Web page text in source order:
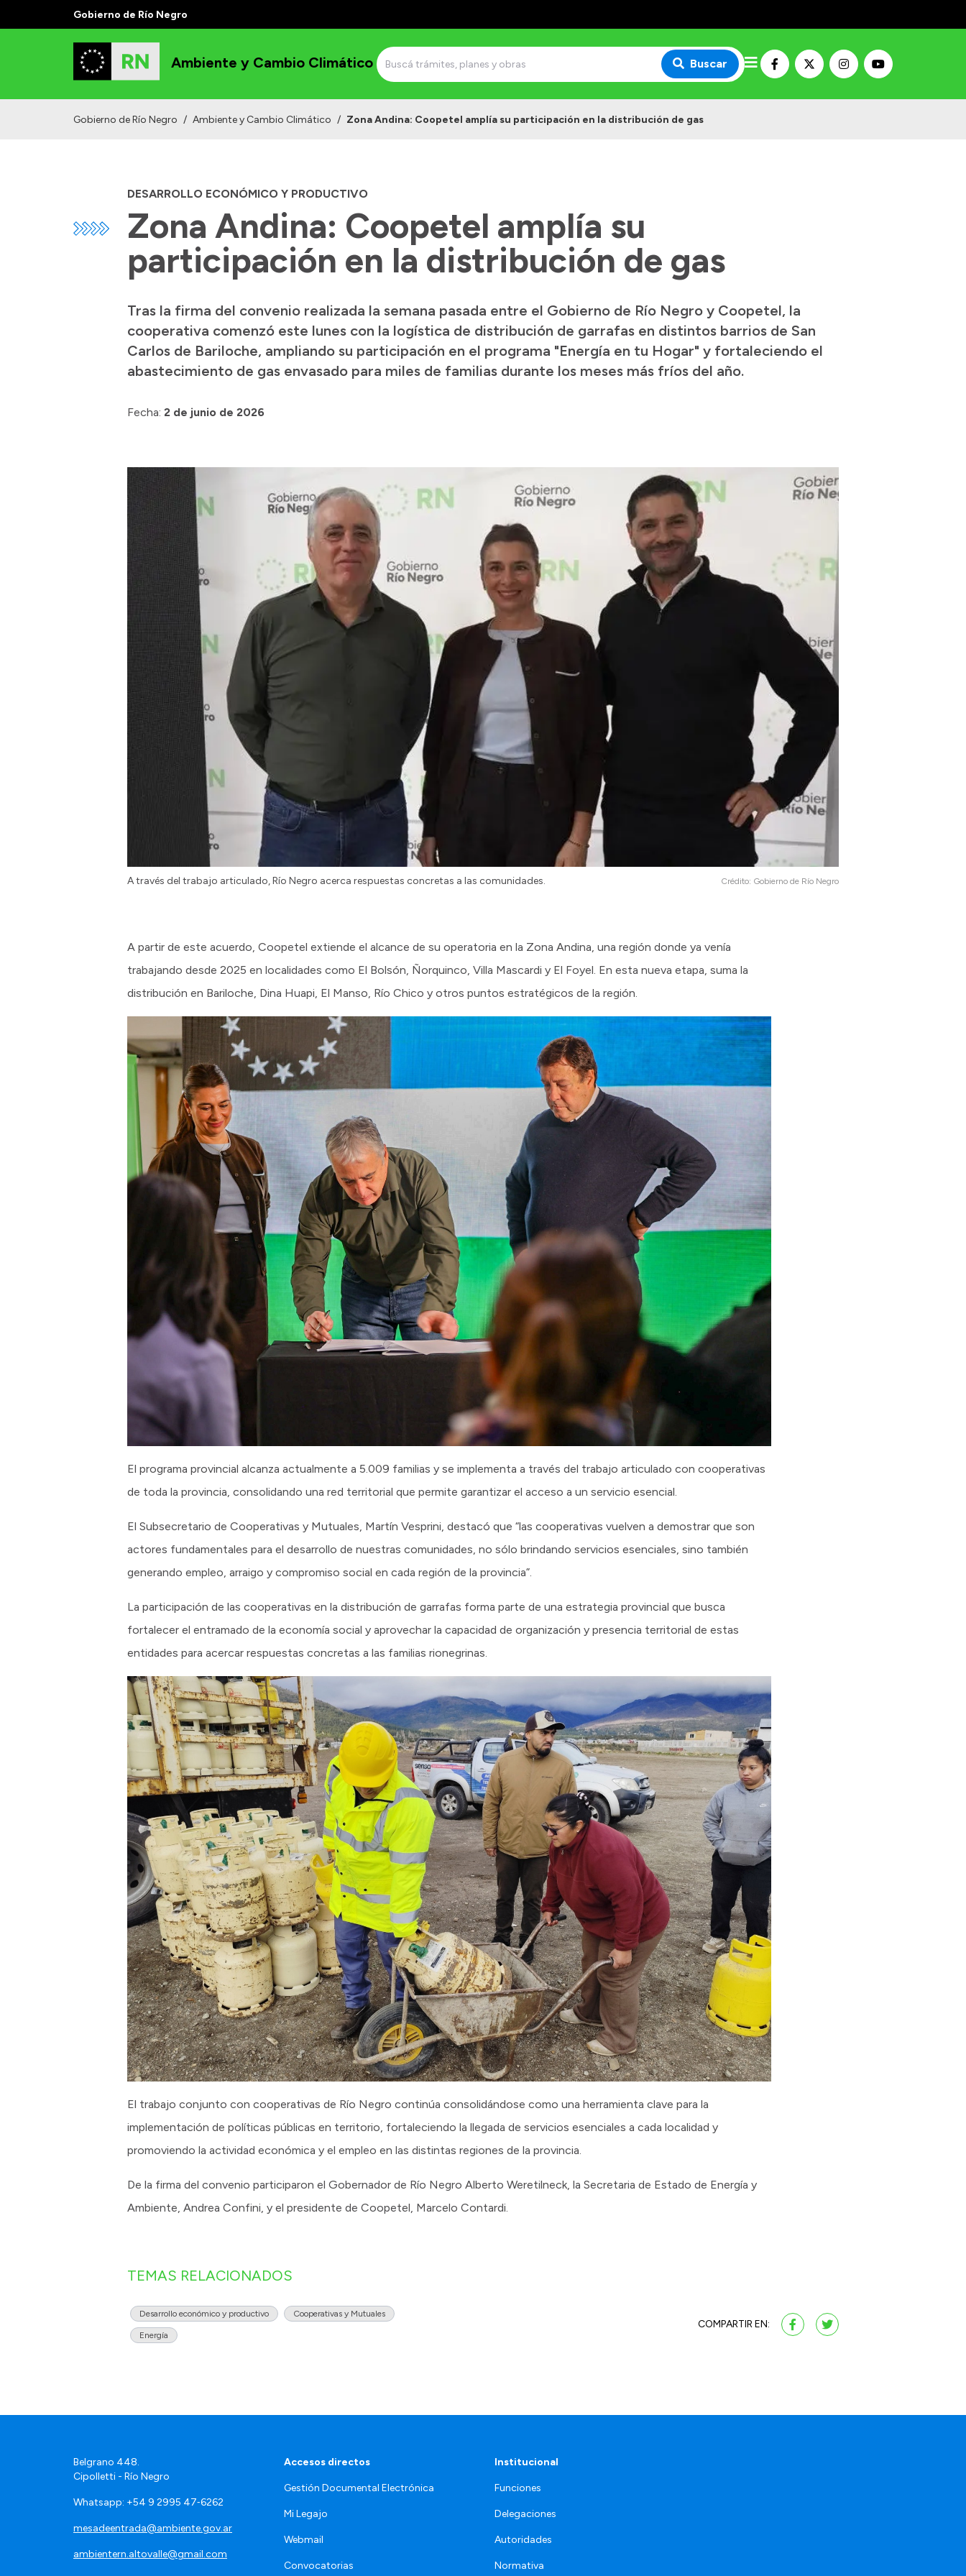
Gobierno de Río Negro
Ambiente y Cambio Climático Buscar
Gobierno de Río Negro / Ambiente y Cambio Climático / Zona Andina: Coopetel amplía su participación en la distribución de gas
DESARROLLO ECONÓMICO Y PRODUCTIVO
Zona Andina: Coopetel amplía su
participación en la distribución de gas
Tras la firma del convenio realizada la semana pasada entre el Gobierno de Río Negro y Coopetel, la
cooperativa comenzó este lunes con la logística de distribución de garrafas en distintos barrios de San
Carlos de Bariloche, ampliando su participación en el programa "Energía en tu Hogar" y fortaleciendo el
abastecimiento de gas envasado para miles de familias durante los meses más fríos del año.
Fecha: 2 de junio de 2026
A través del trabajo articulado, Río Negro acerca respuestas concretas a las comunidades. Crédito: Gobierno de Río Negro
A partir de este acuerdo, Coopetel extiende el alcance de su operatoria en la Zona Andina, una región donde ya venía
trabajando desde 2025 en localidades como El Bolsón, Ñorquinco, Villa Mascardi y El Foyel. En esta nueva etapa, suma la
distribución en Bariloche, Dina Huapi, El Manso, Río Chico y otros puntos estratégicos de la región.
El programa provincial alcanza actualmente a 5.009 familias y se implementa a través del trabajo articulado con cooperativas
de toda la provincia, consolidando una red territorial que permite garantizar el acceso a un servicio esencial.
El Subsecretario de Cooperativas y Mutuales, Martín Vesprini, destacó que “las cooperativas vuelven a demostrar que son
actores fundamentales para el desarrollo de nuestras comunidades, no sólo brindando servicios esenciales, sino también
generando empleo, arraigo y compromiso social en cada región de la provincia”.
La participación de las cooperativas en la distribución de garrafas forma parte de una estrategia provincial que busca
fortalecer el entramado de la economía social y aprovechar la capacidad de organización y presencia territorial de estas
entidades para acercar respuestas concretas a las familias rionegrinas.
El trabajo conjunto con cooperativas de Río Negro continúa consolidándose como una herramienta clave para la
implementación de políticas públicas en territorio, fortaleciendo la llegada de servicios esenciales a cada localidad y
promoviendo la actividad económica y el empleo en las distintas regiones de la provincia.
De la firma del convenio participaron el Gobernador de Río Negro Alberto Weretilneck, la Secretaria de Estado de Energía y
Ambiente, Andrea Confini, y el presidente de Coopetel, Marcelo Contardi.
TEMAS RELACIONADOS
Desarrollo económico y productivo Cooperativas y Mutuales
Energía
COMPARTIR EN:
Belgrano 448.
Cipolletti - Río Negro
Whatsapp: +54 9 2995 47‑6262
mesadeentrada@ambiente.gov.ar
ambientern.altovalle@gmail.com
Accesos directos
Gestión Documental Electrónica
Mi Legajo
Webmail
Convocatorias
Institucional
Funciones
Delegaciones
Autoridades
Normativa